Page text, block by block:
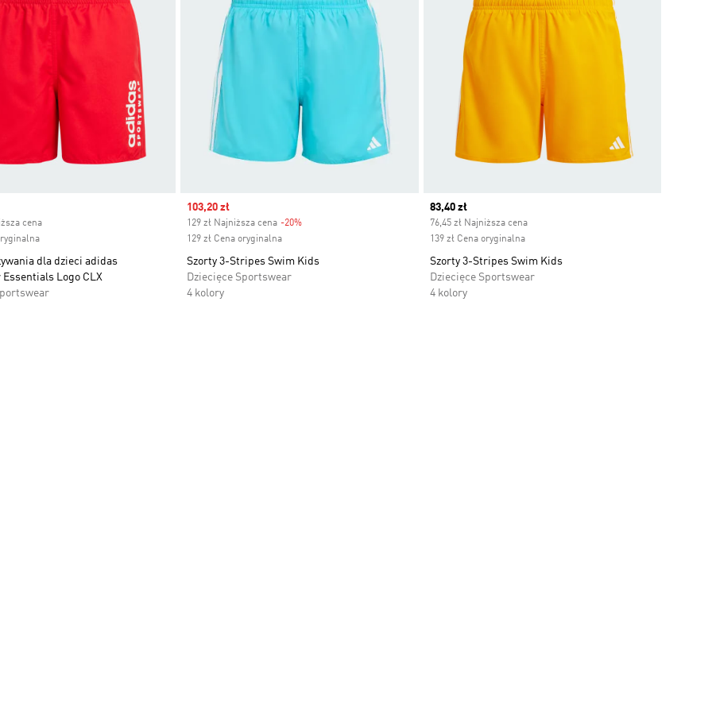
cena
dla dzieci adidas
Logo CLX
Sale price
103,20 zł
129 zł Najniższa cena -20%
129 zł Cena oryginalna
Szorty 3-Stripes Swim Kids
Dziecięce Sportswear
4 kolory
Current price
83,40 zł
76,45 zł Najniższa cena
139 zł Cena oryginalna
Szorty 3-Stripes Swim Kids
Dziecięce Sportswear
4 kolory